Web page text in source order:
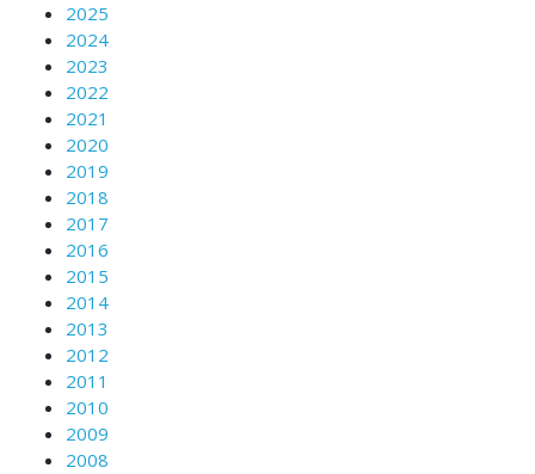
2025
2024
2023
2022
2021
2020
2019
2018
2017
2016
2015
2014
2013
2012
2011
2010
2009
2008